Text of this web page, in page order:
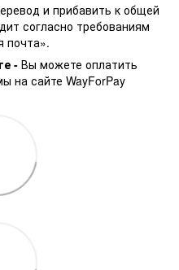
и прибавить к общей
согласно требованиям
почта».
- Вы можете оплатить
на сайте WayForPay